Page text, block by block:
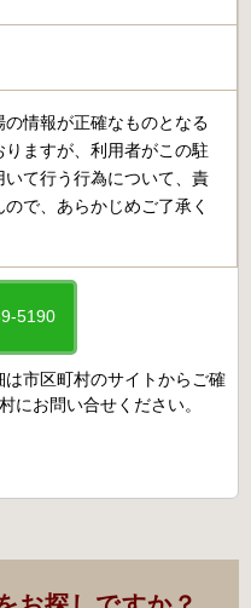
情報が正確なものとなる
りますが、利用者がこの駐
いて行う行為について、責
で、あらかじめご了承く
5190
市区町村のサイトからご確
にお問い合せください。